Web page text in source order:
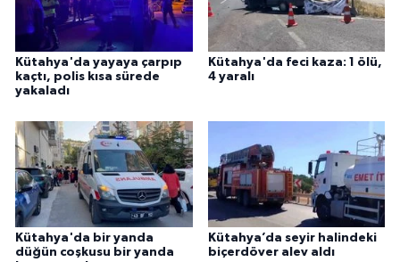
Kütahya'da yayaya çarpıp
kaçtı, polis kısa sürede
yakaladı
Kütahya'da feci kaza: 1 ölü,
4 yaralı
Kütahya'da bir yanda
düğün coşkusu bir yanda
Kütahya’da seyir halindeki
biçerdöver alev aldı